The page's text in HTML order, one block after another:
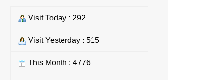
Visit Today : 292
Visit Yesterday : 515
This Month : 4776